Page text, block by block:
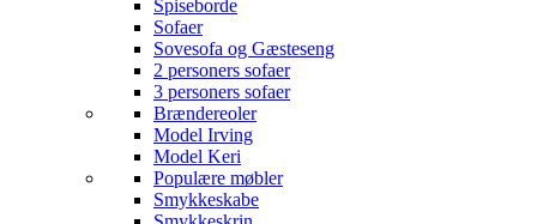
Spiseborde
Sofaer
Sovesofa og Gæsteseng
2 personers sofaer
3 personers sofaer
Brændereoler
Model Irving
Model Keri
Populære møbler
Smykkeskabe